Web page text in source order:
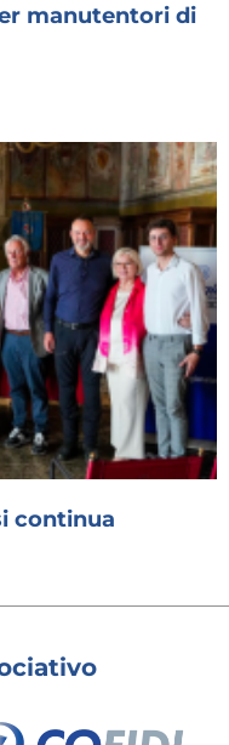
manutentori di
continua